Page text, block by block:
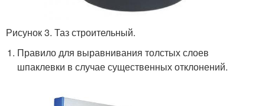
Рисунок 3. Таз строительный.
Правило для выравнивания толстых слоев
шпаклевки в случае существенных отклонений.